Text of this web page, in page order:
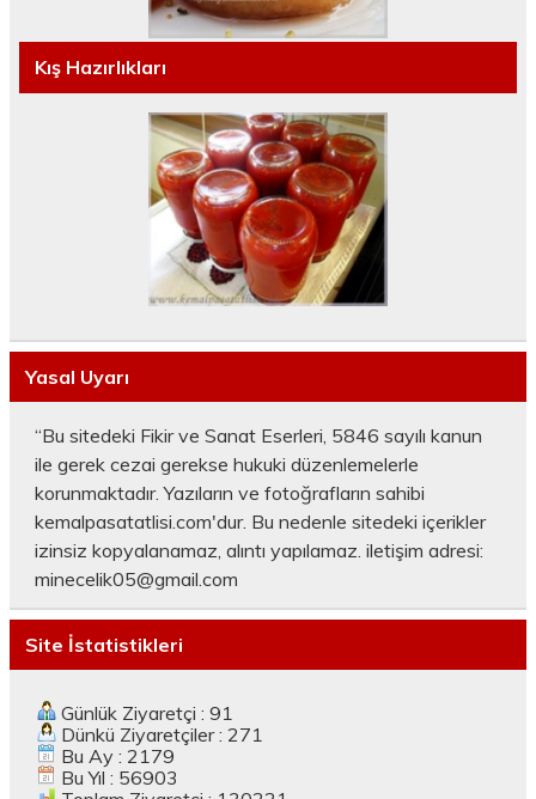
Kış Hazırlıkları
Yasal Uyarı
“Bu sitedeki Fikir ve Sanat Eserleri, 5846 sayılı kanun
ile gerek cezai gerekse hukuki düzenlemelerle
korunmaktadır. Yazıların ve fotoğrafların sahibi
kemalpasatatlisi.com'dur. Bu nedenle sitedeki içerikler
izinsiz kopyalanamaz, alıntı yapılamaz. iletişim adresi:
minecelik05@gmail.com
Site İstatistikleri
Günlük Ziyaretçi : 91
Dünkü Ziyaretçiler : 271
Bu Ay : 2179
Bu Yıl : 56903